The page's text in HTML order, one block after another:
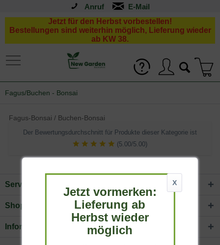
Anruf
Jetzt für den Herbst vorbestellen!
Bestellungen sind weiterhin möglich, Lieferung wieder
ab KW 38.
Fagus/Buchen - Bonsai
Fagus-Bonsai / Buchen-Bonsai
Der Bewertungsdurchschnitt für Produkte dieser Kategorie ist
(5.00/5.00)
X
Jetzt vormerken:
Lieferung ab
Herbst wieder
möglich
Service Hotline
Shop Service
Informationen